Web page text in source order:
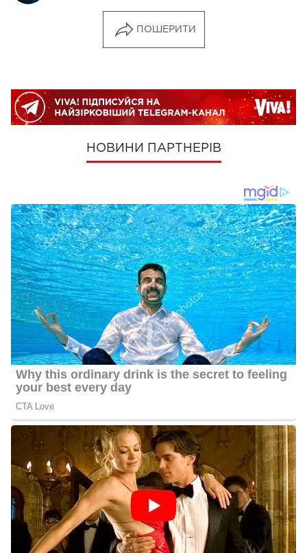
ПОШЕРИТИ
НОВИНИ ПАРТНЕРІВ